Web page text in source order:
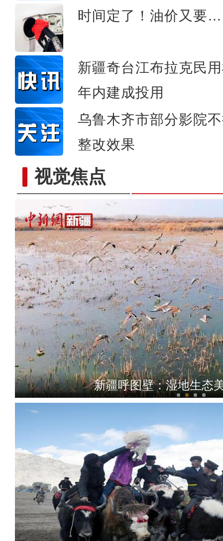
时间定了！油价又要
新疆奇台江布拉克民
年内建成投用
乌鲁木齐市部分影院
整改效果
视觉焦点新疆呼图壁：湿地生态
香港背靠祖国联通世界主题